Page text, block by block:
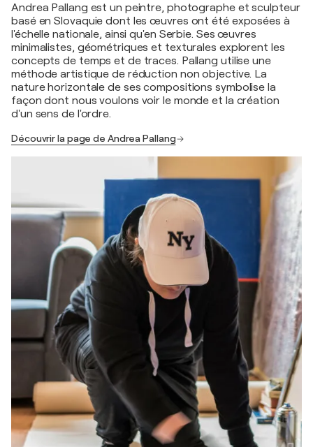
Andrea Pallang est un peintre, photographe et sculpteur
basé en Slovaquie dont les œuvres ont été exposées à
l'échelle nationale, ainsi qu'en Serbie. Ses œuvres
minimalistes, géométriques et texturales explorent les
concepts de temps et de traces. Pallang utilise une
méthode artistique de réduction non objective. La
nature horizontale de ses compositions symbolise la
façon dont nous voulons voir le monde et la création
d'un sens de l'ordre.
Découvrir la page de Andrea Pallang